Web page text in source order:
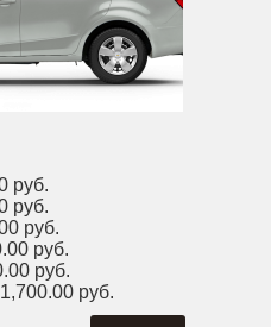
руб.
руб.
руб.
руб.
руб.
1,700.00 руб.